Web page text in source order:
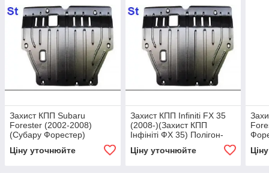
Захист КПП Subaru
Forester (2002-2008)
(Субару Форестер)
Ціну уточнюйте
Захист КПП Infiniti FX 35
(2008-)(Захист КПП
Інфініті ФХ 35) Полігон-
Ціну уточнюйте